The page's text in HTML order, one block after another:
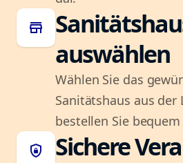
store
auswählen
Wählen Sie das
Sanitätshaus aus der
bestellen Sie
shield_lock Sichere